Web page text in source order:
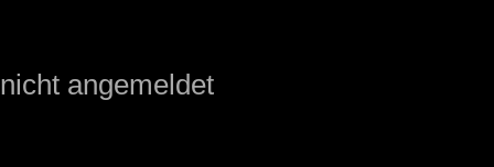
nicht angemeldet